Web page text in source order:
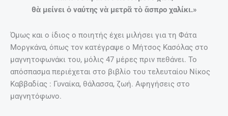
θὰ μείνει ὁ ναύτης νὰ μετρᾶ τὸ ἄσπρο χαλίκι.»
Όμως και ο ίδιος ο ποιητής έχει μιλήσει για τη Φάτα
Μοργκάνα, όπως τον κατέγραψε ο Μήτσος Κασόλας στο
μαγνητοφωνάκι του, μόλις 47 μέρες πριν πεθάνει. Το
απόσπασμα περιέχεται στο βιβλίο του τελευταίου Νίκος
Καββαδίας : Γυναίκα, θάλασσα, ζωή. Αφηγήσεις στο
μαγνητόφωνο.